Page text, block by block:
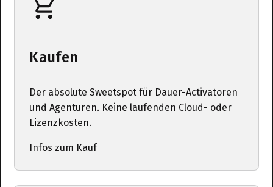
Kaufen
Der absolute Sweetspot für Dauer-Activatoren
und Agenturen. Keine laufenden Cloud- oder
Lizenzkosten.
Infos zum Kauf